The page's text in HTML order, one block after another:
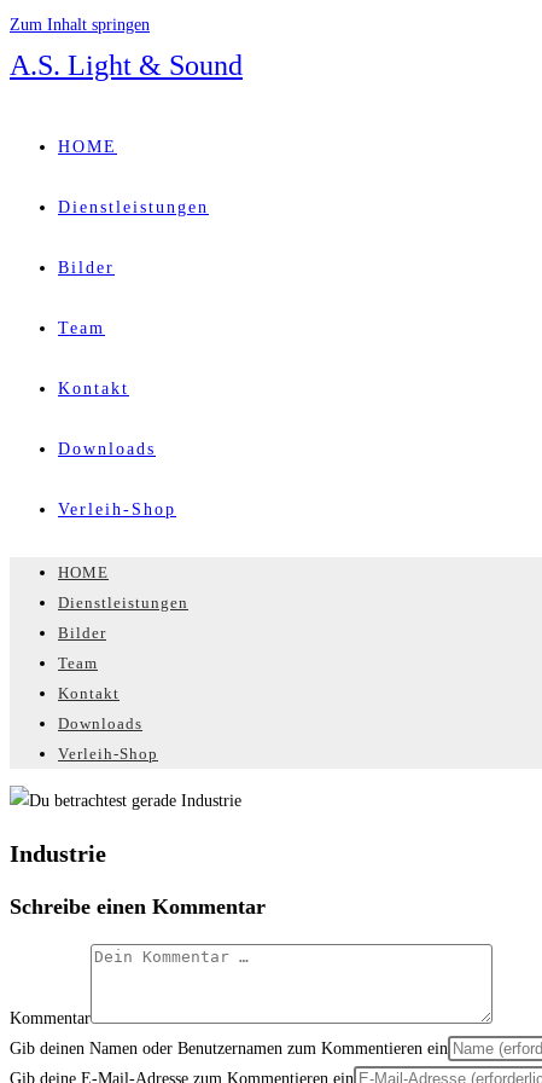
Zum Inhalt springen
A.S. Light & Sound
HOME
Dienstleistungen
Bilder
Team
Kontakt
Downloads
Verleih-Shop
HOME
Dienstleistungen
Bilder
Team
Kontakt
Downloads
Verleih-Shop
Industrie
Schreibe einen Kommentar
Kommentar
Gib deinen Namen oder Benutzernamen zum Kommentieren ein
Gib deine E-Mail-Adresse zum Kommentieren ein